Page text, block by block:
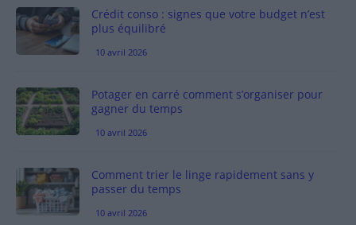
Crédit conso : signes que votre budget n’est
plus équilibré
10 avril 2026
Potager en carré comment s’organiser pour
gagner du temps
10 avril 2026
Comment trier le linge rapidement sans y
passer du temps
10 avril 2026